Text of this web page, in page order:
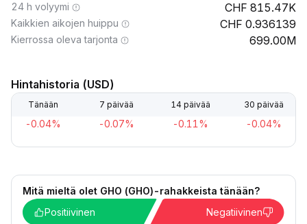
24 h volyymi 815.47K
Kaikkien aikojen huippu 0.936139
Kierrossa oleva tarjonta 699.00M
Hintahistoria (USD)
Tänään 7 päivää 14 päivää 30 päivää
-0.04% -0.07% -0.11% -0.04%
Mitä mieltä olet GHO (GHO)-rahakkeista tänään?
Positiivinen
Negatiivinen